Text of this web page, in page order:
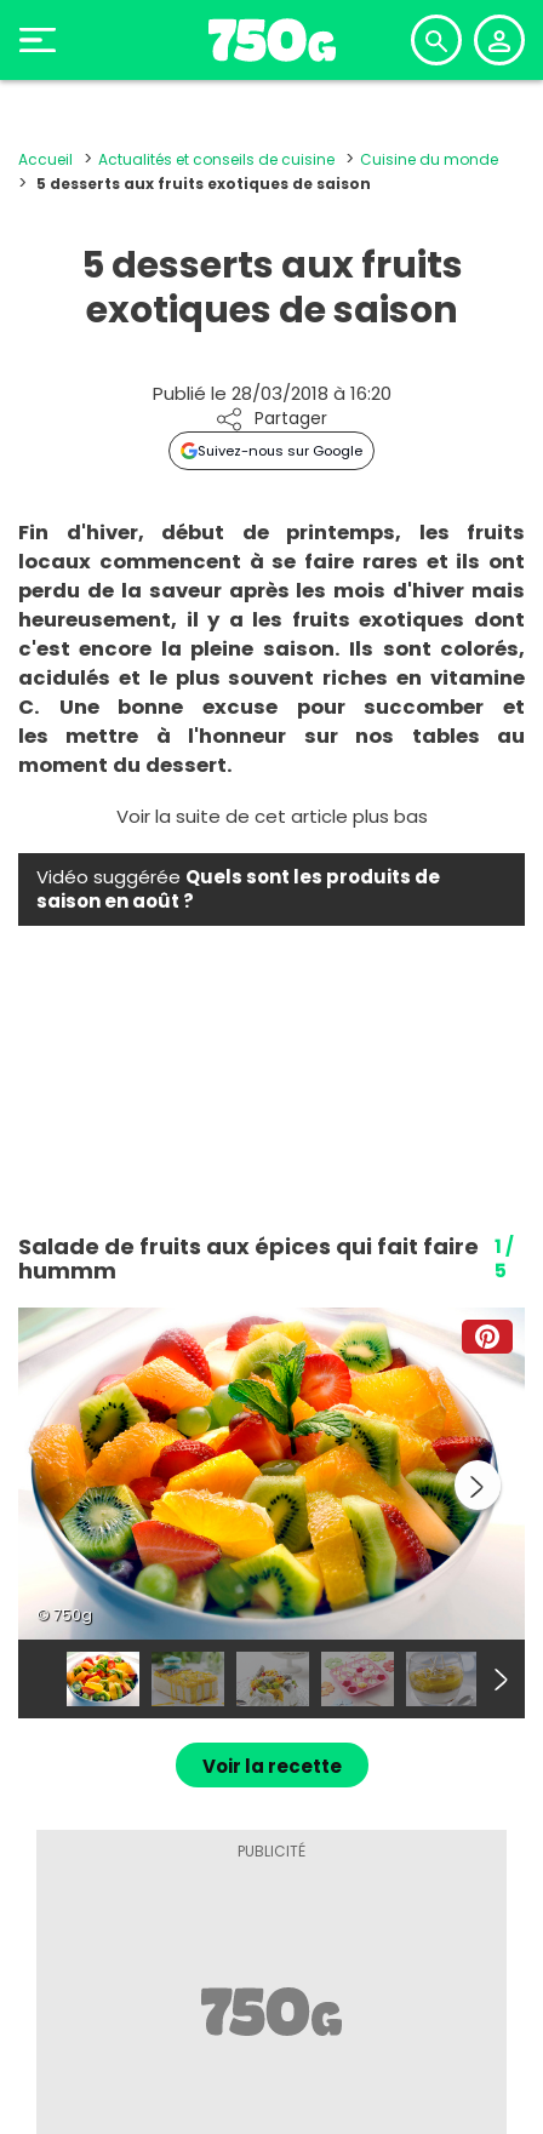
Accueil Actualités et conseils de cuisine
Cuisine du monde
5 desserts aux fruits exotiques de saison
5 desserts aux fruits
exotiques de saison
Publié le 28/03/2018 à 16:20
Partager
Suivez-nous sur Google
Fin d'hiver, début de printemps, les fruits
locaux commencent à se faire rares et ils ont
perdu de la saveur après les mois d'hiver mais
heureusement, il y a les fruits exotiques dont
c'est encore la pleine saison. Ils sont colorés,
acidulés et le plus souvent riches en vitamine
C. Une bonne excuse pour succomber et
les mettre à l'honneur sur nos tables au
moment du dessert.
Voir la suite de cet article plus bas
Vidéo suggérée Quels sont les produits de
saison en août ?
Salade de fruits aux épices qui fait faire
hummm
1 /
5
© 750g
Voir la recette